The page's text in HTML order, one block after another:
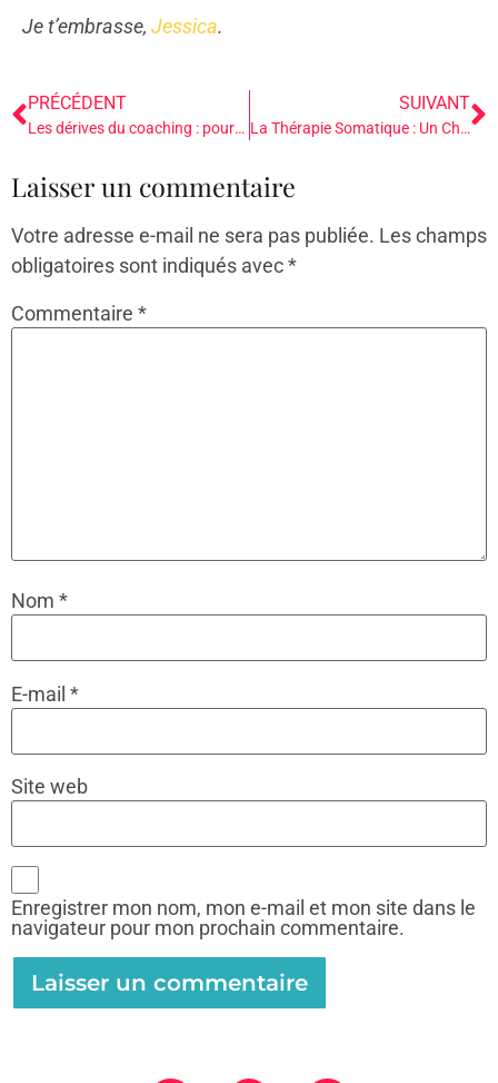
Je t’embrasse, Jessica.
PRÉCÉDENT
Les dérives du coaching : pourquoi une formation express ne suffit pas pour accompagner en profondeur
SUIVANT
La Thérapie Somatique : Un Chemin de Transformation Profonde
Laisser un commentaire
Votre adresse e-mail ne sera pas publiée. Les champs
obligatoires sont indiqués avec*
Commentaire *
Nom *
E-mail *
Site web
Enregistrer mon nom, mon e-mail et mon site dans le
navigateur pour mon prochain commentaire.